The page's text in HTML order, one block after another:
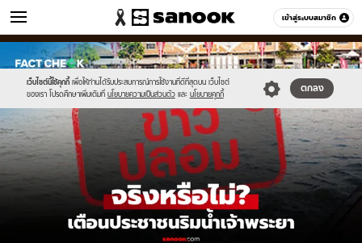
เข้าสู่ระบบสมาชิก
ข่าว หมวดอื่นๆ
เว็บไซต์นี้ใช้คุกกี้ เพื่อให้ท่านได้รับประสบการณ์การใช้งานที่ดีที่สุดบน เว็บไซต์
ของเรา โปรดศึกษาเพิ่มเติมที่ นโยบายความเป็นส่วนตัว และ นโยบายคุกกี้
ตกลง
Sanook
//s.isanook.com/sr/0/images/logo-
new-
sanook.png
//s.isanook.com/ns/0/ud/1977/9889738/jk.jpg